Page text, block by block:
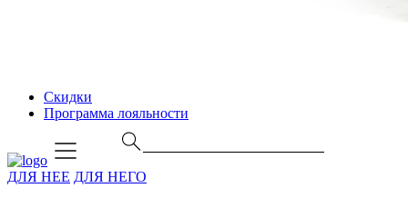
Скидки
Программа лояльности
ДЛЯ НЕЕ ДЛЯ НЕГО